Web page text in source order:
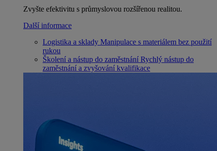
Zvyšte efektivitu s průmyslovou rozšířenou realitou.
Další informace
Logistika a sklady Manipulace s materiálem bez použití
rukou
Školení a nástup do zaměstnání Rychlý nástup do
zaměstnání a zvyšování kvalifikace